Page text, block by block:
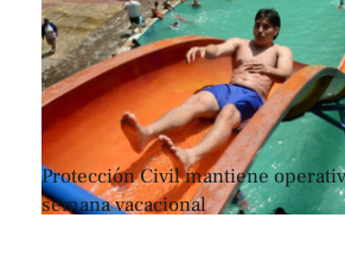
Protección Civil mantiene
semana vacacional